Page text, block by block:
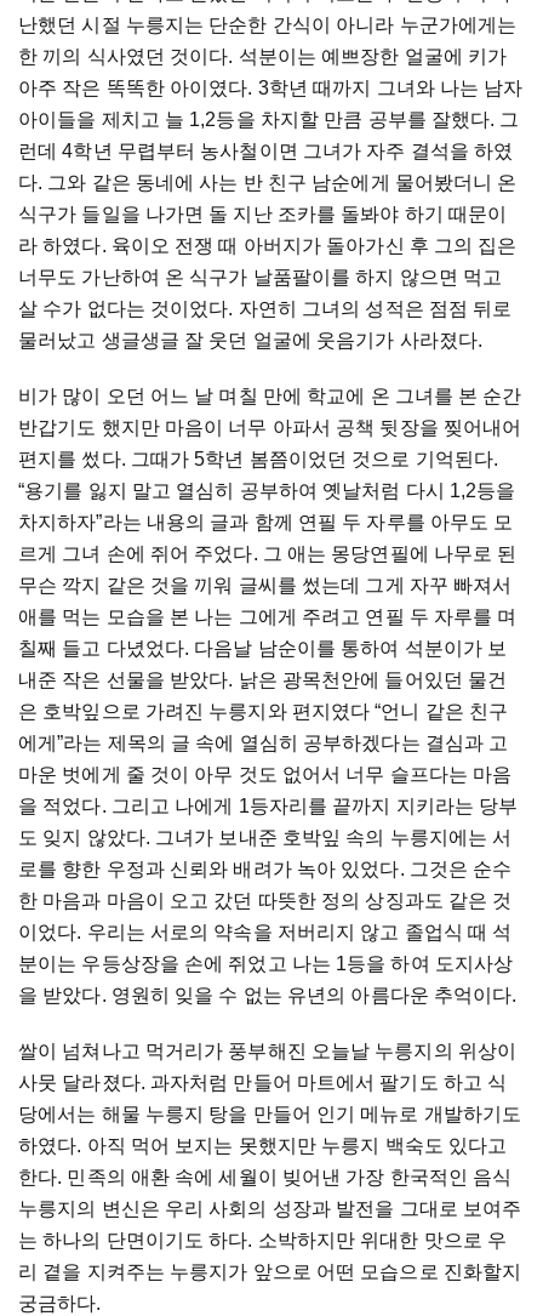
난했던 시절 누릉지는 단순한 간식이 아니라 누군가에게는
한 끼의 식사였던 것이다. 석분이는 예쁘장한 얼굴에 키가
아주 작은 똑똑한 아이였다. 3학년 때까지 그녀와 나는 남자
아이들을 제치고 늘 1,2등을 차지할 만큼 공부를 잘했다. 그
런데 4학년 무렵부터 농사철이면 그녀가 자주 결석을 하였
다. 그와 같은 동네에 사는 반 친구 남순에게 물어봤더니 온
식구가 들일을 나가면 돌 지난 조카를 돌봐야 하기
때문이
라 하였다. 육이오 전쟁 때 아버지가 돌아가신 후 그의 집은
너무도 가난하여 온 식구가 날품팔이를 하지 않으면 먹고
살 수가 없다는 것이었다. 자연히 그녀의 성적은 점점 뒤로
물러났고 생글생글 잘 웃던 얼굴에 웃음기가 사라졌다.
비가 많이 오던 어느 날 며칠 만에 학교에 온 그녀를 본 순간
반갑기도 했지만 마음이 너무 아파서 공책 뒷장을 찢어내어
편지를 썼다. 그때가 5학년 봄쯤이었던 것으로 기억된다.
“용기를 잃지 말고 열심히 공부하여 옛날처럼 다시 1,2등을
차지하자”라는 내용의 글과 함께 연필 두 자루를 아무도 모
르게 그녀 손에 쥐어 주었다. 그 애는 몽당연필에 나무로 된
무슨 깍지 같은 것을 끼워 글씨를 썼는데 그게 자꾸 빠져서
애를 먹는 모습을 본 나는 그에게 주려고 연필 두 자루를 며
칠째 들고 다녔었다. 다음날 남순이를 통하여 석분이가 보
내준 작은 선물을 받았다. 낡은 광목천안에 들어있던 물건
은 호박잎으로 가려진 누릉지와 편지였다 “언니 같은 친구
에게”라는 제목의 글 속에 열심히 공부하겠다는 결심과 고
마운 벗에게 줄 것이 아무 것도 없어서 너무 슬프다는 마음
을 적었다. 그리고 나에게 1등자리를 끝까지 지키라는 당부
도 잊지 않았다. 그녀가 보내준 호박잎 속의 누릉지에는 서
로를 향한 우정과 신뢰와 배려가 녹아 있었다. 그것은 순수
한 마음과 마음이 오고 갔던 따뜻한 정의 상징과도 같은 것
이었다. 우리는 서로의 약속을 저버리지 않고 졸업식 때 석
분이는 우등상장을 손에 쥐었고 나는 1등을 하여 도지사상
을 받았다. 영원히 잊을 수 없는 유년의 아름다운 추억이다.
쌀이 넘쳐나고 먹거리가 풍부해진 오늘날 누릉지의 위상이
사뭇 달라졌다. 과자처럼 만들어 마트에서 팔기도 하고 식
당에서는 해물 누릉지 탕을 만들어 인기 메뉴로 개발하기도
하였다. 아직 먹어 보지는 못했지만 누릉지 백숙도 있다고
한다. 민족의 애환 속에 세월이 빚어낸 가장 한국적인 음식
누릉지의
변신은 우리 사회의 성장과 발전을 그대로 보여주
는 하나의 단면이기도 하다. 소박하지만 위대한 맛으로 우
리 곁을 지켜주는 누릉지가 앞으로 어떤 모습으로 진화할지
궁금하다.